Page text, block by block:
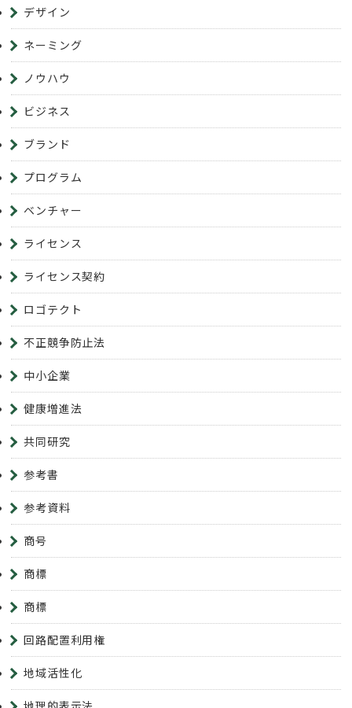
デザイン
ネーミング
ノウハウ
ビジネス
ブランド
プログラム
ベンチャー
ライセンス
ライセンス契約
ロゴテクト
不正競争防止法
中小企業
健康増進法
共同研究
参考書
参考資料
商号
商標
商標
回路配置利用権
地域活性化